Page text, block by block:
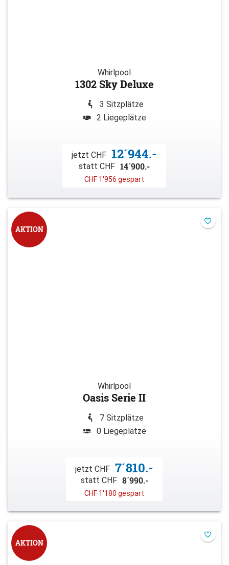
Whirlpool
1302 Sky Deluxe
3 Sitzplätze
2 Liegeplätze
jetzt CHF 12´944.-
statt CHF 14´900.-
CHF 1'956 gespart
AKTION
Whirlpool
Oasis Serie II
7 Sitzplätze
0 Liegeplätze
jetzt CHF 7´810.-
statt CHF 8´990.-
CHF 1'180 gespart
AKTION